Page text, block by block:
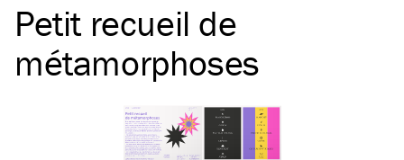
Petit recueil de
métamorphoses